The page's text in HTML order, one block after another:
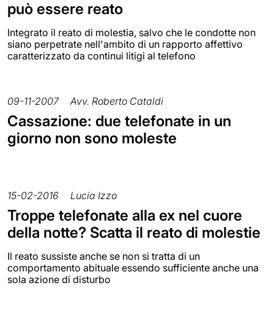
può essere reato
Integrato il reato di molestia, salvo che le condotte non
siano perpetrate nell'ambito di un rapporto affettivo
caratterizzato da continui litigi al telefono
09-11-2007 Avv. Roberto Cataldi
Cassazione: due telefonate in un
giorno non sono moleste
15-02-2016 Lucia Izzo
Troppe telefonate alla ex nel cuore
della notte? Scatta il reato di molestie
Il reato sussiste anche se non si tratta di un
comportamento abituale essendo sufficiente anche una
sola azione di disturbo